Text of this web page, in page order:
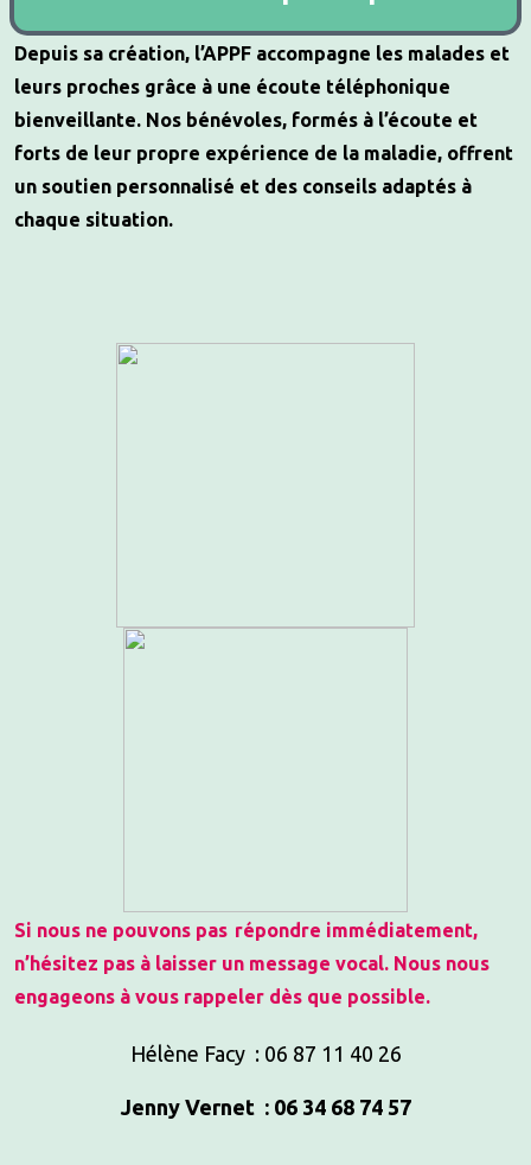
Depuis sa création, l’APPF accompagne les malades et
leurs proches grâce à une écoute téléphonique
bienveillante. Nos bénévoles, formés à l’écoute et
forts de leur propre expérience de la maladie, offrent
un soutien personnalisé et des conseils adaptés à
chaque situation.
Si nous ne pouvons pas répondre immédiatement,
n’hésitez pas à laisser un message vocal. Nous nous
engageons à vous rappeler dès que possible.
Hélène Facy : 06 87 11 40 26
Jenny Vernet : 06 34 68 74 57